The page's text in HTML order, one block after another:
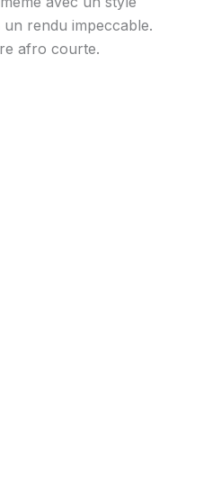
rendu impeccable.
afro courte.